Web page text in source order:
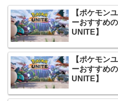
【ポケモン
ーおすすめ
UNITE】
【ポケモン
ーおすすめ
UNITE】